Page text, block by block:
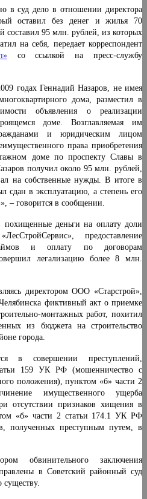
в суд дело в отношении директора
оставил без денег и жилья 70
составил 95 млн. рублей, из которых
на себя, передает корреспондент
со ссылкой на пресс-службу
годах Геннадий Назаров, не имея
дома, разместил в
объявления о реализации
доме. Возглавляемая им
и юридическим лицом
права приобретения
доме по проспекту Славы в
получил около 95 млн. рублей,
на собственные нужды. В итоге в
сдан в эксплуатацию, а степень его
– говорится в сообщении.
похищенные деньги на оплату доли
предоставление
и оплату по договорам
легализацию более 8 млн.
директором ООО «Старстрой»,
фиктивный акт о приемке
монтажных работ, похитил
из бюджета на строительство
города.
в совершении преступлений,
159 УК РФ (мошенничество с
положения), пунктом «б» части 2
имущественного ущерба
отсутствии признаков хищения в
«б» части 2 статьи 174.1 УК РФ
полученных преступным путем, в
обвинительного заключения
в Советский районный суд
существу.